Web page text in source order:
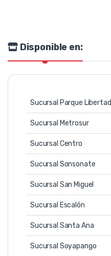
Disponible en:
Sucursal Parque Libertad
Sucursal Metrosur
Sucursal Centro
Sucursal Sonsonate
Sucursal San Miguel
Sucursal Escalón
Sucursal Santa Ana
Sucursal Soyapango